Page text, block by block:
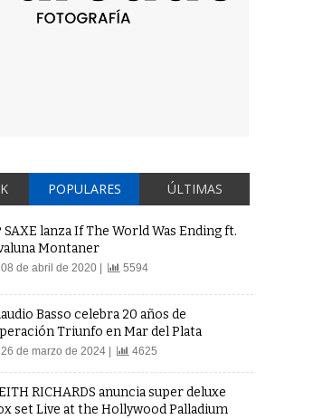
POPULARES ÚLTIMAS
SAXE lanza If The World Was Ending ft.
Montaner
de abril de 2020 | 5594
Basso celebra 20 años de
Triunfo en Mar del Plata
de marzo de 2024 | 4625
RICHARDS anuncia super deluxe
set Live at the Hollywood Palladium